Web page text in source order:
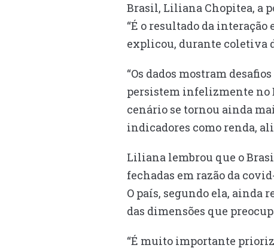
Brasil, Liliana Chopitea, a
“É o resultado da interação
explicou, durante coletiva
“Os dados mostram
persistem infelizmente no
cenário se tornou ainda
indicadores como renda,
Liliana lembrou que o
fechadas em razão da
O país, segundo ela, ainda
das dimensões que
“É muito importante